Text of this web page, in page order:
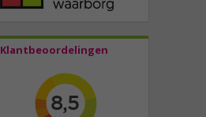
Klantbeoordelingen